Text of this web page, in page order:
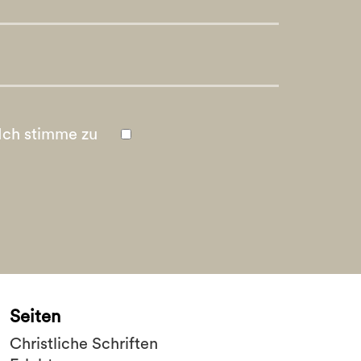
Ich stimme zu
Seiten
Christliche Schriften